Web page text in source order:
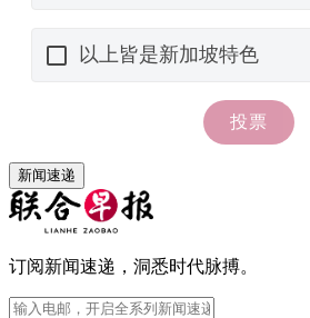
新闻速递
订阅新闻速递，洞悉时代脉搏。